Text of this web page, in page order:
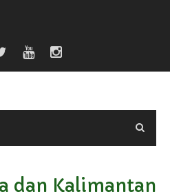
dan Kalimantan